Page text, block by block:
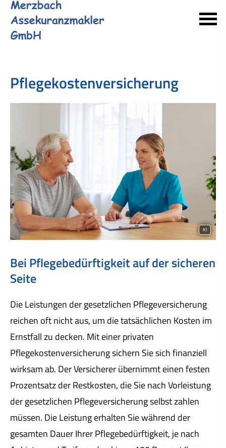
Pflegekostenversicherung
KI
Bei Pflegebedürftigkeit auf der sicheren
Seite
Die Leistungen der gesetzlichen Pflege­ver­si­che­rung
reichen oft nicht aus, um die tatsächlichen Kosten im
Ernstfall zu decken. Mit einer privaten
Pflegekostenversicherung sichern Sie sich finanziell
wirksam ab. Der Versicherer übernimmt einen festen
Prozentsatz der Restkosten, die Sie nach Vorleistung
der gesetzlichen Pflege­ver­si­che­rung selbst zahlen
müssen. Die Leistung erhalten Sie während der
gesamten Dauer Ihrer Pflegebedürftigkeit, je nach